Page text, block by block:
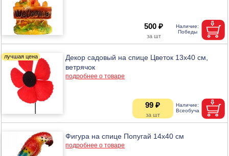
500 ₽
Декор садовый на спице Цветок 13х40 см,
ветрячок
подробнее о товаре
99 ₽
Фигура на спице Попугай 14х40 см
подробнее о товаре